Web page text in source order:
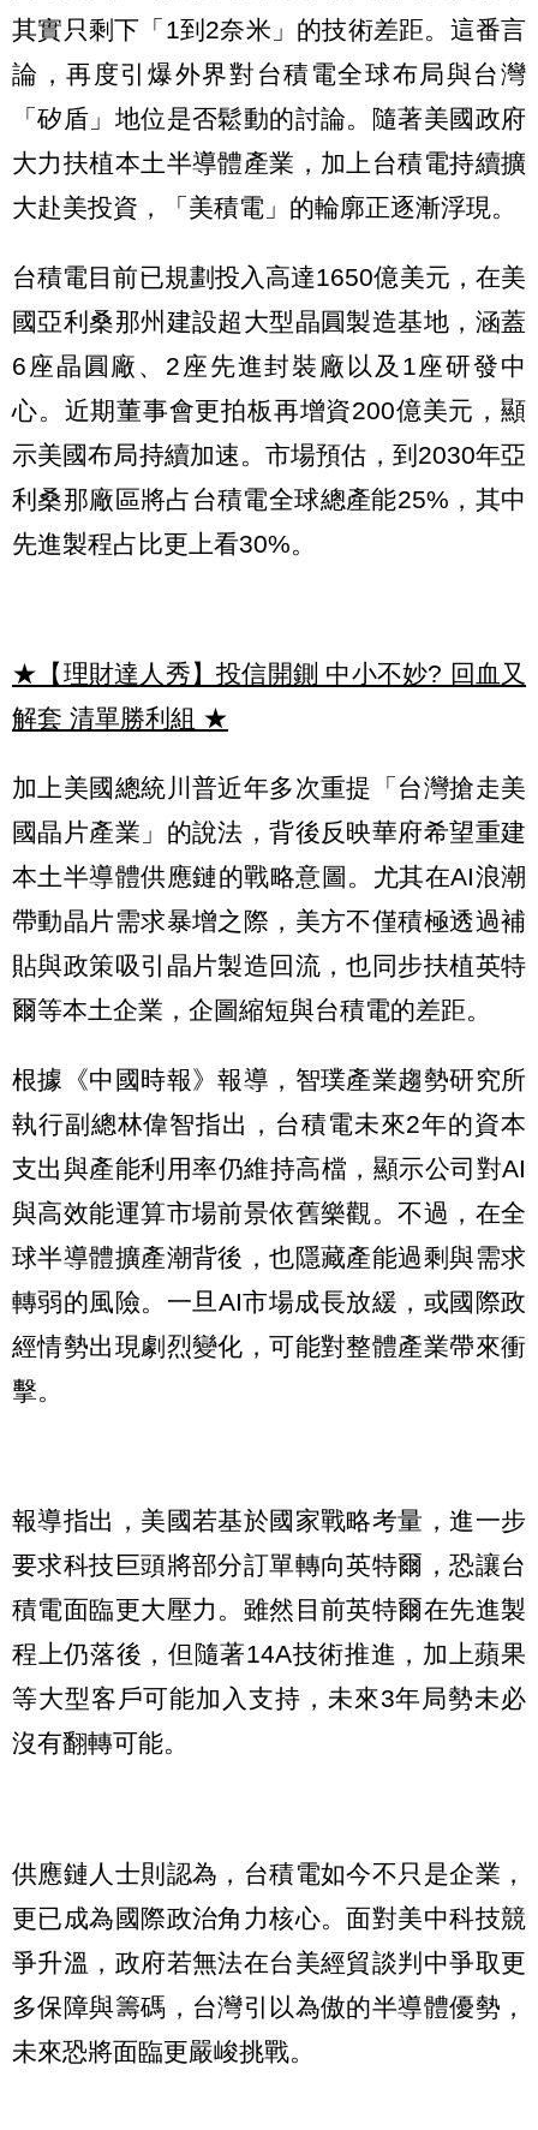
其實只剩下「1到2奈米」的技術差距。這番言
論，再度引爆外界對台積電全球布局與台灣
「矽盾」地位是否鬆動的討論。隨著美國政府
大力扶植本土半導體產業，加上台積電持續擴
大赴美投資，「美積電」的輪廓正逐漸浮現。
台積電目前已規劃投入高達1650億美元，在美
國亞利桑那州建設超大型晶圓製造基地，涵蓋
6座晶圓廠、2座先進封裝廠以及1座研發中
心。近期董事會更拍板再增資200億美元，顯
示美國布局持續加速。市場預估，到2030年亞
利桑那廠區將占台積電全球總產能25%，其中
先進製程占比更上看30%。
★【理財達人秀】投信開鍘 中小不妙? 回血又
解套 清單勝利組 ★
加上美國總統川普近年多次重提「台灣搶走美
國晶片產業」的說法，背後反映華府希望重建
本土半導體供應鏈的戰略意圖。尤其在AI浪潮
帶動晶片需求暴增之際，美方不僅積極透過補
貼與政策吸引晶片製造回流，也同步扶植英特
爾等本土企業，企圖縮短與台積電的差距。
根據《中國時報》報導，智璞產業趨勢研究所
執行副總林偉智指出，台積電未來2年的資本
支出與產能利用率仍維持高檔，顯示公司對AI
與高效能運算市場前景依舊樂觀。不過，在全
球半導體擴產潮背後，也隱藏產能過剩與需求
轉弱的風險。一旦AI市場成長放緩，或國際政
經情勢出現劇烈變化，可能對整體產業帶來衝
擊。
報導指出，美國若基於國家戰略考量，進一步
要求科技巨頭將部分訂單轉向英特爾，恐讓台
積電面臨更大壓力。雖然目前英特爾在先進製
程上仍落後，但隨著14A技術推進，加上蘋果
等大型客戶可能加入支持，未來3年局勢未必
沒有翻轉可能。
供應鏈人士則認為，台積電如今不只是企業，
更已成為國際政治角力核心。面對美中科技競
爭升溫，政府若無法在台美經貿談判中爭取更
多保障與籌碼，台灣引以為傲的半導體優勢，
未來恐將面臨更嚴峻挑戰。